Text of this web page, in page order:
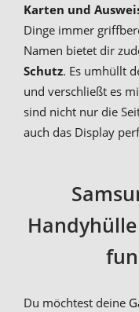
Karten und
Dinge immer
Namen bietet dir
Schutz. Es umhüllt
und verschließt es
sind nicht nur die
auch das Display
Du möchtest deine